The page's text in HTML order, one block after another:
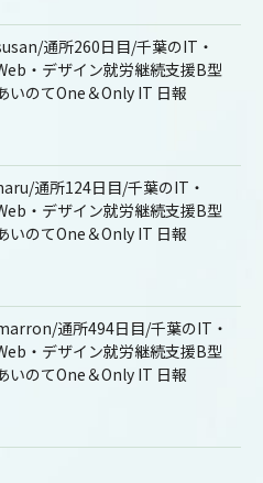
通所260日目/千葉のIT・
・デザイン就労継続支援B型
いのてOne＆Only IT 日報
通所124日目/千葉のIT・
・デザイン就労継続支援B型
いのてOne＆Only IT 日報
通所494日目/千葉のIT・
・デザイン就労継続支援B型
いのてOne＆Only IT 日報